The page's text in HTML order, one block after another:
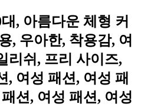
, 아름다운 체형 커
, 우아한, 착용감, 여
리쉬, 프리 사이즈,
, 여성 패션, 여성 패
션, 여성 패션, 여성